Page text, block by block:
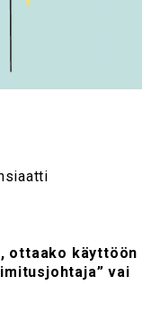
ottaako käyttöön
vai